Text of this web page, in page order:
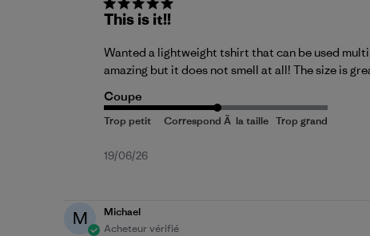
This is it!!
Wanted a lightweight tshirt that can be used
amazing but it does not smell at all! The size is
Coupe
Date
19/06/26
M
Michael
Acheteur vérifié